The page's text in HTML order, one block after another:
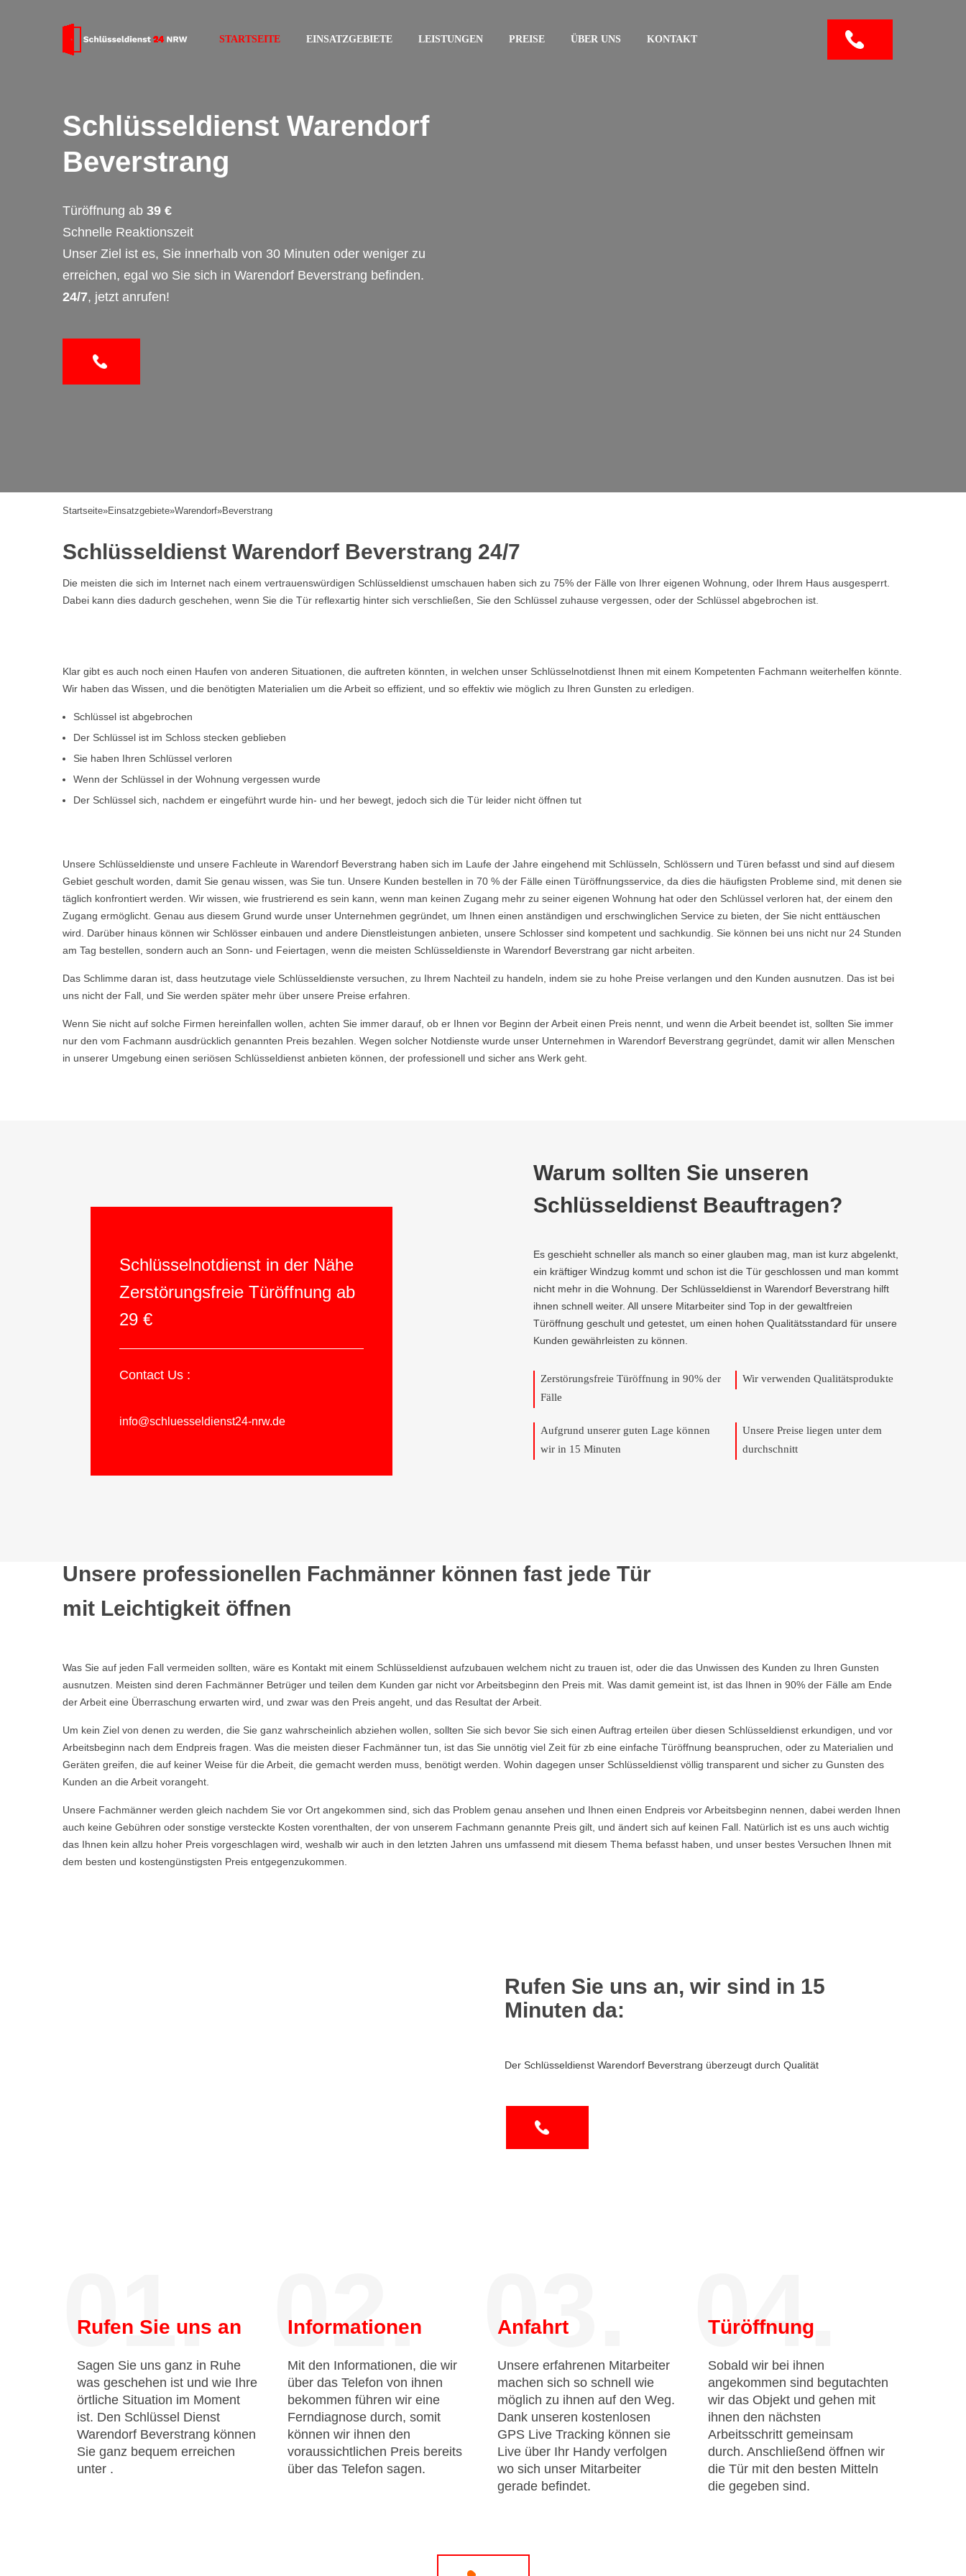
STARTSEITE EINSATZGEBIETE LEISTUNGEN PREISE ÜBER UNS KONTAKT
Schlüsseldienst Warendorf
Beverstrang
Türöffnung ab 39 €
Schnelle Reaktionszeit
Unser Ziel ist es, Sie innerhalb von 30 Minuten oder weniger zu
erreichen, egal wo Sie sich in Warendorf Beverstrang befinden.
24/7, jetzt anrufen!
Startseite»Einsatzgebiete»Warendorf»Beverstrang
Schlüsseldienst Warendorf Beverstrang 24/7
Die meisten die sich im Internet nach einem vertrauenswürdigen Schlüsseldienst umschauen haben sich zu 75% der Fälle von Ihrer eigenen Wohnung, oder Ihrem Haus ausgesperrt.
Dabei kann dies dadurch geschehen, wenn Sie die Tür reflexartig hinter sich verschließen, Sie den Schlüssel zuhause vergessen, oder der Schlüssel abgebrochen ist.
Klar gibt es auch noch einen Haufen von anderen Situationen, die auftreten könnten, in welchen unser Schlüsselnotdienst Ihnen mit einem Kompetenten Fachmann weiterhelfen könnte.
Wir haben das Wissen, und die benötigten Materialien um die Arbeit so effizient, und so effektiv wie möglich zu Ihren Gunsten zu erledigen.
Schlüssel ist abgebrochen
Der Schlüssel ist im Schloss stecken geblieben
Sie haben Ihren Schlüssel verloren
Wenn der Schlüssel in der Wohnung vergessen wurde
Der Schlüssel sich, nachdem er eingeführt wurde hin- und her bewegt, jedoch sich die Tür leider nicht öffnen tut
Unsere Schlüsseldienste und unsere Fachleute in Warendorf Beverstrang haben sich im Laufe der Jahre eingehend mit Schlüsseln, Schlössern und Türen befasst und sind auf diesem
Gebiet geschult worden, damit Sie genau wissen, was Sie tun. Unsere Kunden bestellen in 70 % der Fälle einen Türöffnungsservice, da dies die häufigsten Probleme sind, mit denen sie
täglich konfrontiert werden. Wir wissen, wie frustrierend es sein kann, wenn man keinen Zugang mehr zu seiner eigenen Wohnung hat oder den Schlüssel verloren hat, der einem den
Zugang ermöglicht. Genau aus diesem Grund wurde unser Unternehmen gegründet, um Ihnen einen anständigen und erschwinglichen Service zu bieten, der Sie nicht enttäuschen
wird. Darüber hinaus können wir Schlösser einbauen und andere Dienstleistungen anbieten, unsere Schlosser sind kompetent und sachkundig. Sie können bei uns nicht nur 24 Stunden
am Tag bestellen, sondern auch an Sonn- und Feiertagen, wenn die meisten Schlüsseldienste in Warendorf Beverstrang gar nicht arbeiten.
Das Schlimme daran ist, dass heutzutage viele Schlüsseldienste versuchen, zu Ihrem Nachteil zu handeln, indem sie zu hohe Preise verlangen und den Kunden ausnutzen. Das ist bei
uns nicht der Fall, und Sie werden später mehr über unsere Preise erfahren.
Wenn Sie nicht auf solche Firmen hereinfallen wollen, achten Sie immer darauf, ob er Ihnen vor Beginn der Arbeit einen Preis nennt, und wenn die Arbeit beendet ist, sollten Sie immer
nur den vom Fachmann ausdrücklich genannten Preis bezahlen. Wegen solcher Notdienste wurde unser Unternehmen in Warendorf Beverstrang gegründet, damit wir allen Menschen
in unserer Umgebung einen seriösen Schlüsseldienst anbieten können, der professionell und sicher ans Werk geht.
Schlüsselnotdienst in der Nähe
Zerstörungsfreie Türöffnung ab
29 €
Contact Us :
info@schluesseldienst24-nrw.de
Warum sollten Sie unseren
Schlüsseldienst Beauftragen?
Es geschieht schneller als manch so einer glauben mag, man ist kurz abgelenkt,
ein kräftiger Windzug kommt und schon ist die Tür geschlossen und man kommt
nicht mehr in die Wohnung. Der Schlüsseldienst in Warendorf Beverstrang hilft
ihnen schnell weiter. All unsere Mitarbeiter sind Top in der gewaltfreien
Türöffnung geschult und getestet, um einen hohen Qualitätsstandard für unsere
Kunden gewährleisten zu können.
Zerstörungsfreie Türöffnung in 90% der
Fälle
Wir verwenden Qualitätsprodukte
Aufgrund unserer guten Lage können
wir in 15 Minuten
Unsere Preise liegen unter dem
durchschnitt
Unsere professionellen Fachmänner können fast jede Tür
mit Leichtigkeit öffnen
Was Sie auf jeden Fall vermeiden sollten, wäre es Kontakt mit einem Schlüsseldienst aufzubauen welchem nicht zu trauen ist, oder die das Unwissen des Kunden zu Ihren Gunsten
ausnutzen. Meisten sind deren Fachmänner Betrüger und teilen dem Kunden gar nicht vor Arbeitsbeginn den Preis mit. Was damit gemeint ist, ist das Ihnen in 90% der Fälle am Ende
der Arbeit eine Überraschung erwarten wird, und zwar was den Preis angeht, und das Resultat der Arbeit.
Um kein Ziel von denen zu werden, die Sie ganz wahrscheinlich abziehen wollen, sollten Sie sich bevor Sie sich einen Auftrag erteilen über diesen Schlüsseldienst erkundigen, und vor
Arbeitsbeginn nach dem Endpreis fragen. Was die meisten dieser Fachmänner tun, ist das Sie unnötig viel Zeit für zb eine einfache Türöffnung beanspruchen, oder zu Materialien und
Geräten greifen, die auf keiner Weise für die Arbeit, die gemacht werden muss, benötigt werden. Wohin dagegen unser Schlüsseldienst völlig transparent und sicher zu Gunsten des
Kunden an die Arbeit vorangeht.
Unsere Fachmänner werden gleich nachdem Sie vor Ort angekommen sind, sich das Problem genau ansehen und Ihnen einen Endpreis vor Arbeitsbeginn nennen, dabei werden Ihnen
auch keine Gebühren oder sonstige versteckte Kosten vorenthalten, der von unserem Fachmann genannte Preis gilt, und ändert sich auf keinen Fall. Natürlich ist es uns auch wichtig
das Ihnen kein allzu hoher Preis vorgeschlagen wird, weshalb wir auch in den letzten Jahren uns umfassend mit diesem Thema befasst haben, und unser bestes Versuchen Ihnen mit
dem besten und kostengünstigsten Preis entgegenzukommen.
Rufen Sie uns an, wir sind in 15
Minuten da:
Der Schlüsseldienst Warendorf Beverstrang überzeugt durch Qualität
01.
Rufen Sie uns an
Sagen Sie uns ganz in Ruhe
was geschehen ist und wie Ihre
örtliche Situation im Moment
ist. Den Schlüssel Dienst
Warendorf Beverstrang können
Sie ganz bequem erreichen
unter .
02.
Informationen
Mit den Informationen, die wir
über das Telefon von ihnen
bekommen führen wir eine
Ferndiagnose durch, somit
können wir ihnen den
voraussichtlichen Preis bereits
über das Telefon sagen.
03.
Anfahrt
Unsere erfahrenen Mitarbeiter
machen sich so schnell wie
möglich zu ihnen auf den Weg.
Dank unseren kostenlosen
GPS Live Tracking können sie
Live über Ihr Handy verfolgen
wo sich unser Mitarbeiter
gerade befindet.
04.
Türöffnung
Sobald wir bei ihnen
angekommen sind begutachten
wir das Objekt und gehen mit
ihnen den nächsten
Arbeitsschritt gemeinsam
durch. Anschließend öffnen wir
die Tür mit den besten Mitteln
die gegeben sind.